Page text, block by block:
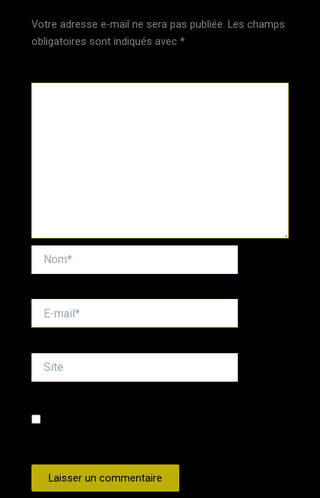
Votre adresse e-mail ne sera pas publiée. Les champs
obligatoires sont indiqués avec*
mail*